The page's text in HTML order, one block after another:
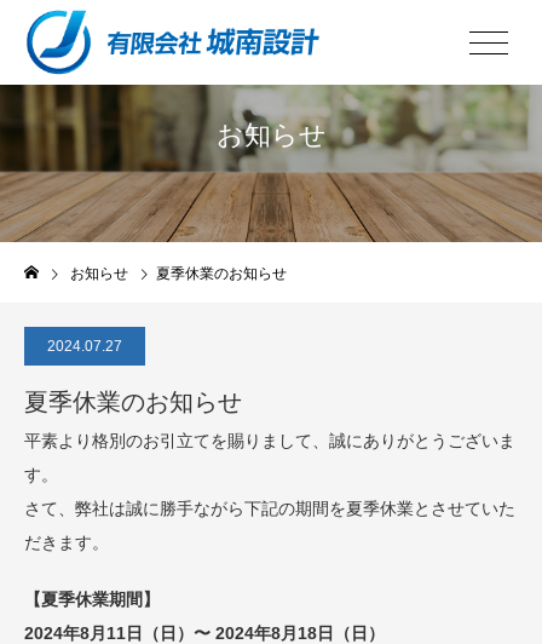
お知らせ
お知らせ 夏季休業のお知らせ
2024.07.27
夏季休業のお知らせ
平素より格別のお引立てを賜りまして、誠にありがとうございま
す。
さて、弊社は誠に勝手ながら下記の期間を夏季休業とさせていた
だきます。
【夏季休業期間】
2024年8月11日（日）〜 2024年8月18日（日）